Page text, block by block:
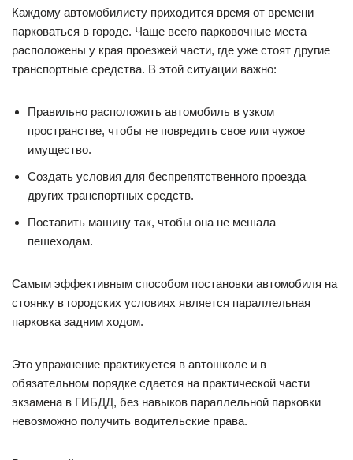
Каждому автомобилисту приходится время от времени
парковаться в городе. Чаще всего парковочные места
расположены у края проезжей части, где уже стоят другие
транспортные средства. В этой ситуации важно:
Правильно расположить автомобиль в узком
пространстве, чтобы не повредить свое или чужое
имущество.
Создать условия для беспрепятственного проезда
других транспортных средств.
Поставить машину так, чтобы она не мешала
пешеходам.
Самым эффективным способом постановки автомобиля на
стоянку в городских условиях является параллельная
парковка задним ходом.
Это упражнение практикуется в автошколе и в
обязательном порядке сдается на практической части
экзамена в ГИБДД, без навыков параллельной парковки
невозможно получить водительские права.